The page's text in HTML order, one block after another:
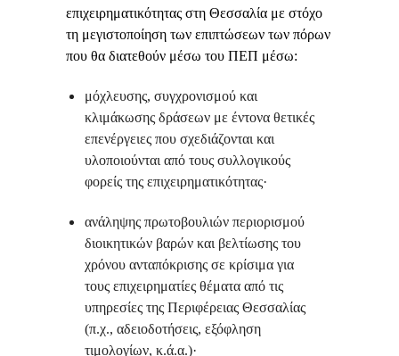
επιχειρηματικότητας στη Θεσσαλία με στόχο
τη μεγιστοποίηση των επιπτώσεων των πόρων
που θα διατεθούν μέσω του ΠΕΠ μέσω:
μόχλευσης, συγχρονισμού και
κλιμάκωσης δράσεων με έντονα θετικές
επενέργειες που σχεδιάζονται και
υλοποιούνται από τους συλλογικούς
φορείς της επιχειρηματικότητας·
ανάληψης πρωτοβουλιών περιορισμού
διοικητικών βαρών και βελτίωσης του
χρόνου ανταπόκρισης σε κρίσιμα για
τους επιχειρηματίες θέματα από τις
υπηρεσίες της Περιφέρειας Θεσσαλίας
(π.χ., αδειοδοτήσεις, εξόφληση
τιμολογίων, κ.ά.α.)·